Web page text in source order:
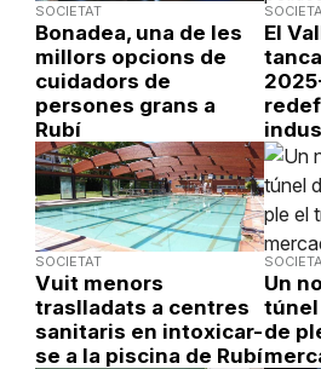
SOCIETAT
Bonadea, una de les
millors opcions de
cuidadors de
persones grans a
Rubí
El
SOCIETAT
Vuit menors
traslladats a centres
sanitaris en intoxicar-
se a la piscina de Rubí
Un
túnel
de